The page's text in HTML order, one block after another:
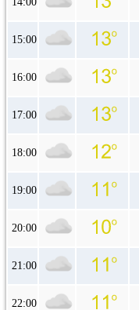
15:00
16:00
17:00
18:00
19:00
20:00
21:00
22:00